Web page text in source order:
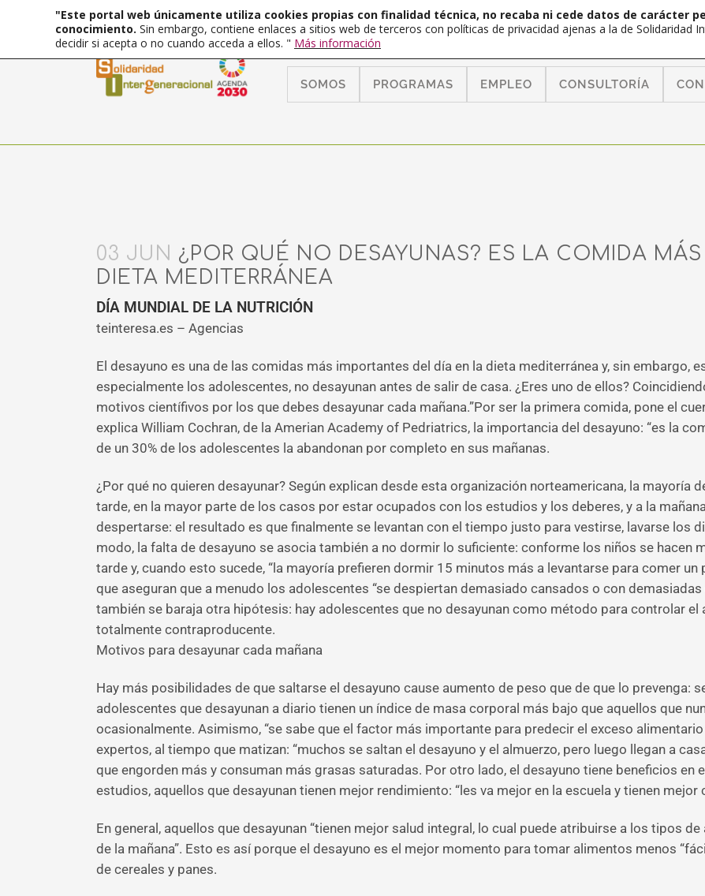
SOMOS PROGRAMAS EMPLEO CONSULTORÍA
03 JUN ¿POR QUÉ NO DESAYUNAS? ES LA COMIDA
DIETA MEDITERRÁNEA
DÍA MUNDIAL DE LA NUTRICIÓN
teinteresa.es – Agencias
El desayuno es una de las comidas más importantes del día en la dieta mediterránea y, sin embargo,
especialmente los adolescentes, no desayunan antes de salir de casa. ¿Eres uno de ellos?
motivos científivos por los que debes desayunar cada mañana.”Por ser la primera comida, pone el
explica William Cochran, de la Amerian Academy of Pedriatrics, la importancia del desayuno: “es la
de un 30% de los adolescentes la abandonan por completo en sus mañanas.
¿Por qué no quieren desayunar? Según explican desde esta organización norteamericana, la mayoría
tarde, en la mayor parte de los casos por estar ocupados con los estudios y los deberes, y a la
despertarse: el resultado es que finalmente se levantan con el tiempo justo para vestirse, lavarse los
modo, la falta de desayuno se asocia también a no dormir lo suficiente: conforme los niños se hacen
tarde y, cuando esto sucede, “la mayoría prefieren dormir 15 minutos más a levantarse para comer
que aseguran que a menudo los adolescentes “se despiertan demasiado cansados o con
también se baraja otra hipótesis: hay adolescentes que no desayunan como método para controlar el
totalmente contraproducente.
Motivos para desayunar cada mañana
Hay más posibilidades de que saltarse el desayuno cause aumento de peso que de que lo prevenga:
adolescentes que desayunan a diario tienen un índice de masa corporal más bajo que aquellos que
ocasionalmente. Asimismo, “se sabe que el factor más importante para predecir el exceso
expertos, al tiempo que matizan: “muchos se saltan el desayuno y el almuerzo, pero luego llegan a
que engorden más y consuman más grasas saturadas. Por otro lado, el desayuno tiene beneficios en
estudios, aquellos que desayunan tienen mejor rendimiento: “les va mejor en la escuela y tienen mejor
En general, aquellos que desayunan “tienen mejor salud integral, lo cual puede atribuirse a los tipos
de la mañana”. Esto es así porque el desayuno es el mejor momento para tomar alimentos menos
de cereales y panes.
"Este portal web únicamente utiliza cookies propias con finalidad técnica, no recaba ni cede datos de carácter
conocimiento. Sin embargo, contiene enlaces a sitios web de terceros con políticas de privacidad ajenas a la de Solidaridad
decidir si acepta o no cuando acceda a ellos. " Más información